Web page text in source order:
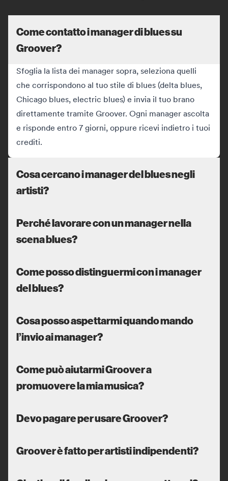
Come contatto i manager di blues su
Groover?
Sfoglia la lista dei manager sopra, seleziona quelli
che corrispondono al tuo stile di blues (delta blues,
Chicago blues, electric blues) e invia il tuo brano
direttamente tramite Groover. Ogni manager ascolta
e risponde entro 7 giorni, oppure ricevi indietro i tuoi
crediti.
Cosa cercano i manager del blues negli
artisti?
Perché lavorare con un manager nella
scena blues?
Come posso distinguermi con i manager
del blues?
Cosa posso aspettarmi quando mando
l’invio ai manager?
Come può aiutarmi Groover a
promuovere la mia musica?
Devo pagare per usare Groover?
Groover è fatto per artisti indipendenti?